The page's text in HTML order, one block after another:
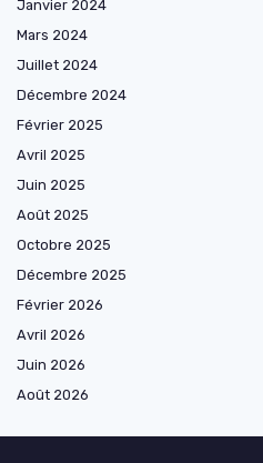
Janvier 2024
Mars 2024
Juillet 2024
Décembre 2024
Février 2025
Avril 2025
Juin 2025
Août 2025
Octobre 2025
Décembre 2025
Février 2026
Avril 2026
Juin 2026
Août 2026